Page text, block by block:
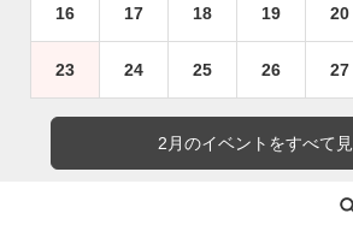
16 17 18 19 20
23 24 25 26 27
2月のイベントをすべて